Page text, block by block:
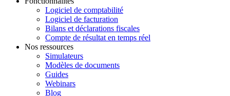
Logiciel de comptabilité
Logiciel de facturation
Bilans et déclarations fiscales
Compte de résultat en temps réel
Nos ressources
Simulateurs
Modèles de documents
Guides
Webinars
Blog